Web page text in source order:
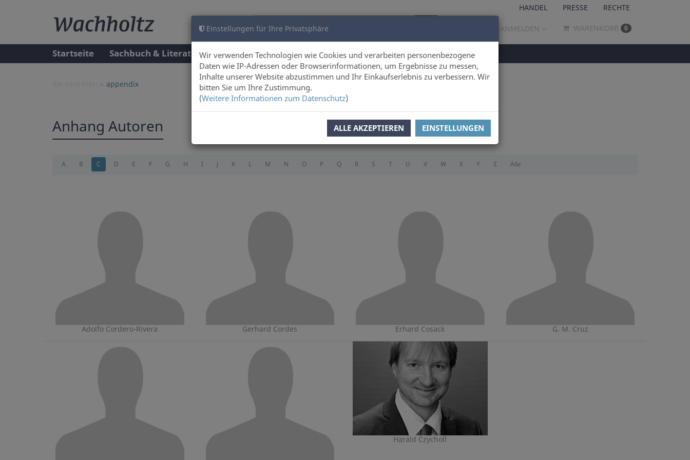
Einstellungen für Ihre Privatsphäre
Wir verwenden Technologien wie Cookies und verarbeiten personenbezogene
Daten wie IP-Adressen oder Browserinformationen, um Ergebnisse zu messen,
Inhalte unserer Website abzustimmen und Ihr Einkaufserlebnis zu verbessern. Wir
bitten Sie um Ihre Zustimmung.
(Weitere Informationen zum Datenschutz)
ALLE AKZEPTIEREN EINSTELLUNGEN
HANDEL PRESSE RECHTE
ANMELDEN WARENKORB 0
Startseite Sachbuch & Literatur Autoren Über uns
appendix
Anhang Autoren
A B C D E F G H I J K L M N O P Q R S T U V W X Y Z Alle
Adolfo Cordero-Rivera Gerhard Cordes Erhard Cosack G. M. Cruz
Harald Czycholl